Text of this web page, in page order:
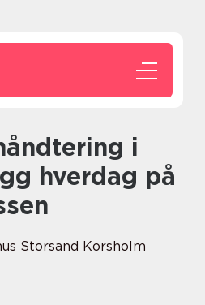
hverdag på
Storsand Korsholm